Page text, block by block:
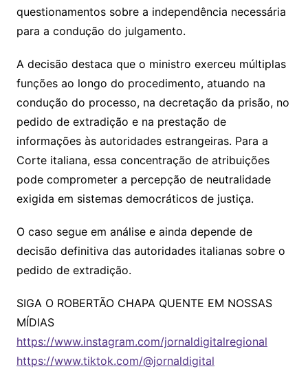
questionamentos sobre a independência necessária
para a condução do julgamento.
A decisão destaca que o ministro exerceu múltiplas
funções ao longo do procedimento, atuando na
condução do processo, na decretação da prisão, no
pedido de extradição e na prestação de
informações às autoridades estrangeiras. Para a
Corte italiana, essa concentração de atribuições
pode comprometer a percepção de neutralidade
exigida em sistemas democráticos de justiça.
O caso segue em análise e ainda depende de
decisão definitiva das autoridades italianas sobre o
pedido de extradição.
SIGA O ROBERTÃO CHAPA QUENTE EM NOSSAS
MÍDIAS
https://www.instagram.com/jornaldigitalregional
https://www.tiktok.com/@jornaldigital